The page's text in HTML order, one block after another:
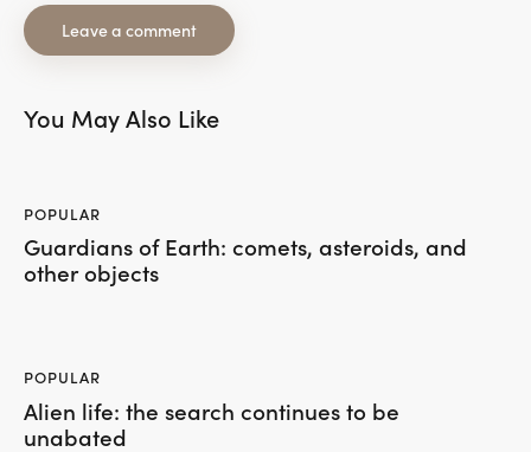
You May Also Like
POPULAR
Guardians of Earth: comets, asteroids, and
other objects
POPULAR
Alien life: the search continues to be
unabated